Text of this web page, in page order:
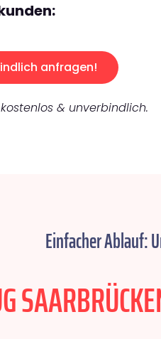
anfragen!
& unverbindlich.
Einfacher Ablauf: